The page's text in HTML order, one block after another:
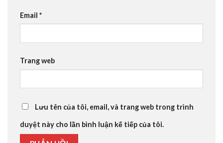
Email *
Trang web
Lưu tên của tôi, email, và trang web trong trình
duyệt này cho lần bình luận kế tiếp của tôi.